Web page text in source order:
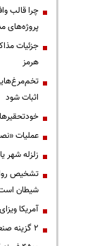
چرا قالب
پروژه‌های
جزئیات
هرمز
اثبات شود
عملیات «نصر ۷» چه هدفی را دنبال
زلزله شهر
تشخیص
شیطان
آمریکا
۲ گزینه صنعا برای ریاض